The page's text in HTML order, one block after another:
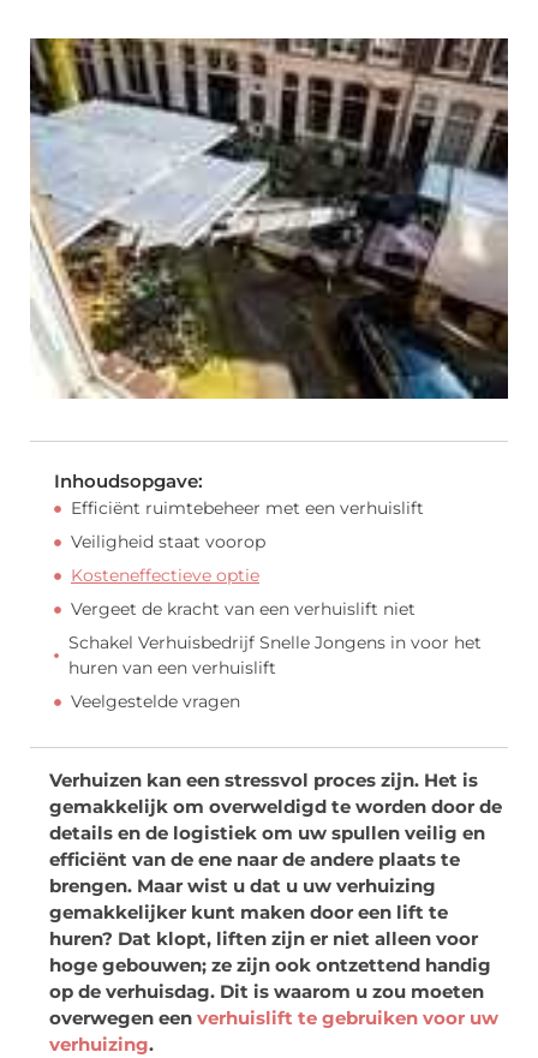
Inhoudsopgave:
Efficiënt ruimtebeheer met een verhuislift
Veiligheid staat voorop
Kosteneffectieve optie
Vergeet de kracht van een verhuislift niet
Schakel Verhuisbedrijf Snelle Jongens in voor het
huren van een verhuislift
Veelgestelde vragen
Verhuizen kan een stressvol proces zijn. Het is
gemakkelijk om overweldigd te worden door de
details en de logistiek om uw spullen veilig en
efficiënt van de ene naar de andere plaats te
brengen. Maar wist u dat u uw verhuizing
gemakkelijker kunt maken door een lift te
huren? Dat klopt, liften zijn er niet alleen voor
hoge gebouwen; ze zijn ook ontzettend handig
op de verhuisdag. Dit is waarom u zou moeten
overwegen een verhuislift te gebruiken voor uw
verhuizing.